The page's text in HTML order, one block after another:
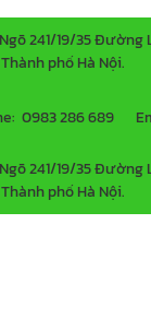
241/19/35 Đường
phố Hà Nội.
0983 286 689
241/19/35 Đường
phố Hà Nội.